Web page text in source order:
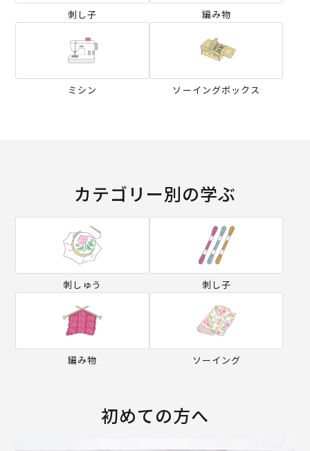
刺し子 編み物
ミシン ソーイングボックス
カテゴリー別の学ぶ
刺しゅう 刺し子
編み物 ソーイング
初めての方へ